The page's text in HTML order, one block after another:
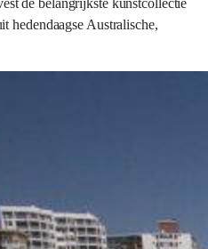
de belangrijkste kunstcollectie
hedendaagse Australische,